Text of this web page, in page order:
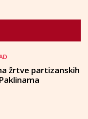
žrtve partizanskih